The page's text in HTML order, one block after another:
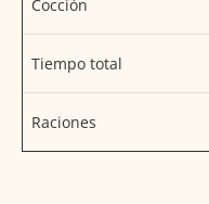
Cocción
Tiempo total
Raciones